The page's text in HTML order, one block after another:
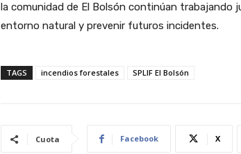
la comunidad de El Bolsón continúan trabajando
entorno natural y prevenir futuros incidentes.
TAGS incendios forestales SPLIF El Bolsón
Cuota Facebook X